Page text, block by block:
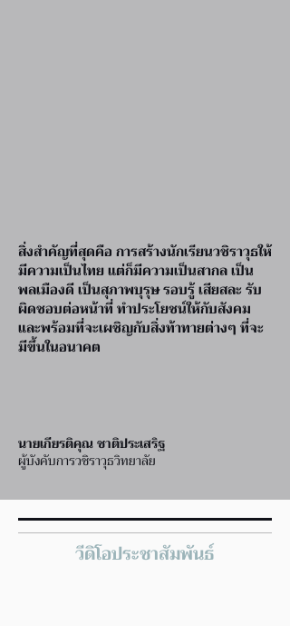
สิ่งสำคัญที่สุดคือ การสร้างนักเรียนวชิราวุธให้
มีความเป็นไทย แต่ก็มีความเป็นสากล เป็น
พลเมืองดี เป็นสุภาพบุรุษ รอบรู้ เสียสละ รับ
ผิดชอบต่อหน้าที่ ทำประโยชน์ให้กับสังคม
และพร้อมที่จะเผชิญกับสิ่งท้าทายต่างๆ ที่จะ
มีขึ้นในอนาคต
นายเกียรติคุณ ชาติประเสริฐ
ผู้บังคับการวชิราวุธวิทยาลัย
วีดิโอประชาสัมพันธ์